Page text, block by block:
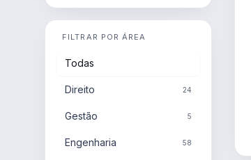
FILTRAR POR ÁREA
Todas
Direito 24
Gestão 5
Engenharia 58